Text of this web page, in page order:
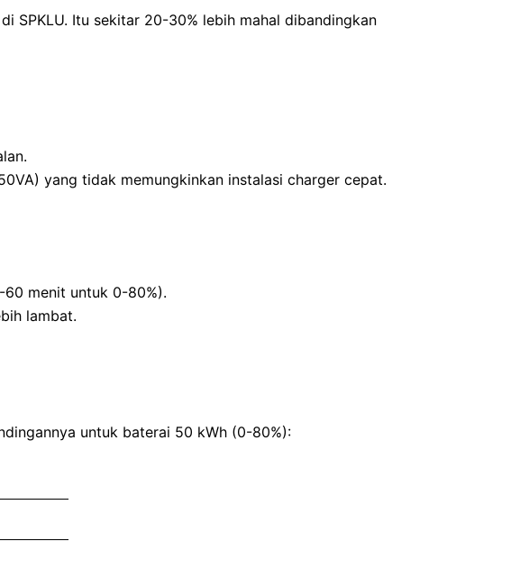
SPKLU. Itu sekitar 20-30% lebih mahal dibandingkan
yang tidak memungkinkan instalasi charger cepat.
menit untuk 0-80%).
lambat.
untuk baterai 50 kWh (0-80%):